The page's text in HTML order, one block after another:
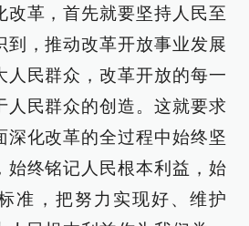
改革，首先就要坚持人民至
到，推动改革开放事业发展
人民群众，改革开放的每一
人民群众的创造。这就要求
深化改革的全过程中始终坚
始终铭记人民根本利益，始
准，把努力实现好、维护